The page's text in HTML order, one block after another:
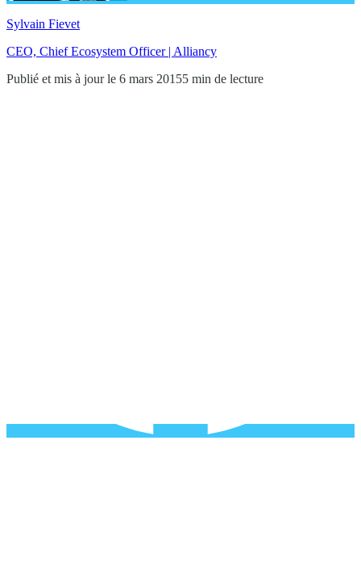
Sylvain Fievet
CEO, Chief Ecosystem Officer | Alliancy
Publié et mis à jour le 6 mars 20155 min de lecture